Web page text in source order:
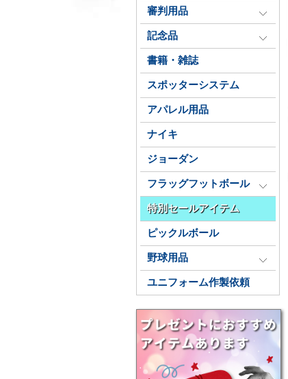
審判用品
記念品
書籍・雑誌
スポッターシステム
アパレル用品
ナイキ
ジョーダン
フラッグフットボール
特別セールアイテム
ピックルボール
野球用品
ユニフォーム作製依頼